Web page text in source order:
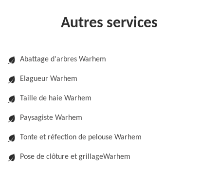
Autres services
Abattage d'arbres Warhem
Elagueur Warhem
Taille de haie Warhem
Paysagiste Warhem
Tonte et réfection de pelouse Warhem
Pose de clôture et grillageWarhem